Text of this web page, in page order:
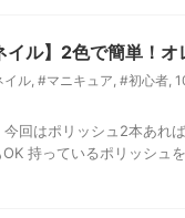
イル】2色で簡単！
イル, #マニキュア, #初心者,
今回はポリッシュ2本あれ
持っているポリッシュ